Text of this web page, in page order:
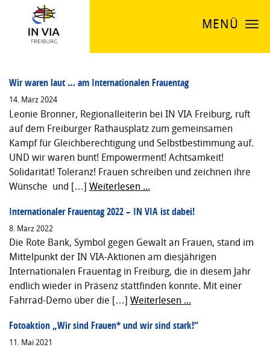
MENÜ
Wir waren laut … am Internationalen Frauentag
14. März 2024
Leonie Bronner, Regionalleiterin bei IN VIA Freiburg, ruft
auf dem Freiburger Rathausplatz zum gemeinsamen
Kampf für Gleichberechtigung und Selbstbestimmung auf.
UND wir waren bunt! Empowerment! Achtsamkeit!
Solidarität! Toleranz! Frauen schreiben und zeichnen ihre
Wünsche und […] Weiterlesen ...
Internationaler Frauentag 2022 – IN VIA ist dabei!
8. März 2022
Die Rote Bank, Symbol gegen Gewalt an Frauen, stand im
Mittelpunkt der IN VIA-Aktionen am diesjährigen
Internationalen Frauentag in Freiburg, die in diesem Jahr
endlich wieder in Präsenz stattfinden konnte. Mit einer
Fahrrad-Demo über die […] Weiterlesen ...
Fotoaktion „Wir sind Frauen* und wir sind stark!“
11. Mai 2021